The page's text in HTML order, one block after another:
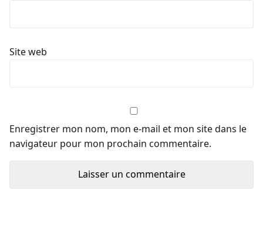
Site web
Enregistrer mon nom, mon e-mail et mon site dans le
navigateur pour mon prochain commentaire.